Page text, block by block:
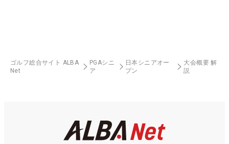
ゴルフ総合サイト ALBA
Net
PGAシニ
ア
日本シニアオー
プン
大会概要 解
説